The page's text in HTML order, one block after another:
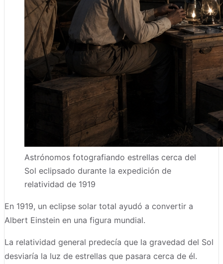
Astrónomos fotografiando estrellas cerca del
Sol eclipsado durante la expedición de
relatividad de 1919
En 1919, un eclipse solar total ayudó a convertir a
Albert Einstein en una figura mundial.
La relatividad general predecía que la gravedad del Sol
desviaría la luz de estrellas que pasara cerca de él.